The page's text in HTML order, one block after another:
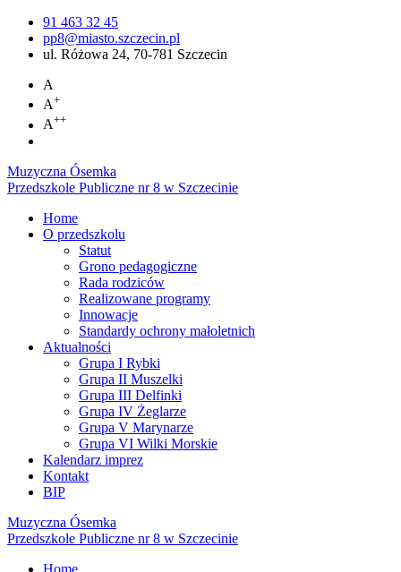
91 463 32 45
pp8@miasto.szczecin.pl
ul. Różowa 24, 70-781 Szczecin
A
A+
A++
Muzyczna Ósemka
Przedszkole Publiczne nr 8 w Szczecinie
Home
O przedszkolu
Statut
Grono pedagogiczne
Rada rodziców
Realizowane programy
Innowacje
Standardy ochrony małoletnich
Aktualności
Grupa I Rybki
Grupa II Muszelki
Grupa III Delfinki
Grupa IV Żeglarze
Grupa V Marynarze
Grupa VI Wilki Morskie
Kalendarz imprez
Kontakt
BIP
Muzyczna Ósemka
Przedszkole Publiczne nr 8 w Szczecinie
Home